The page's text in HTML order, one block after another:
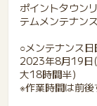
ポイントタウン
テムメンテナン
○メンテナンス日
2023年8月19
大18時間半）
※作業時間は前後